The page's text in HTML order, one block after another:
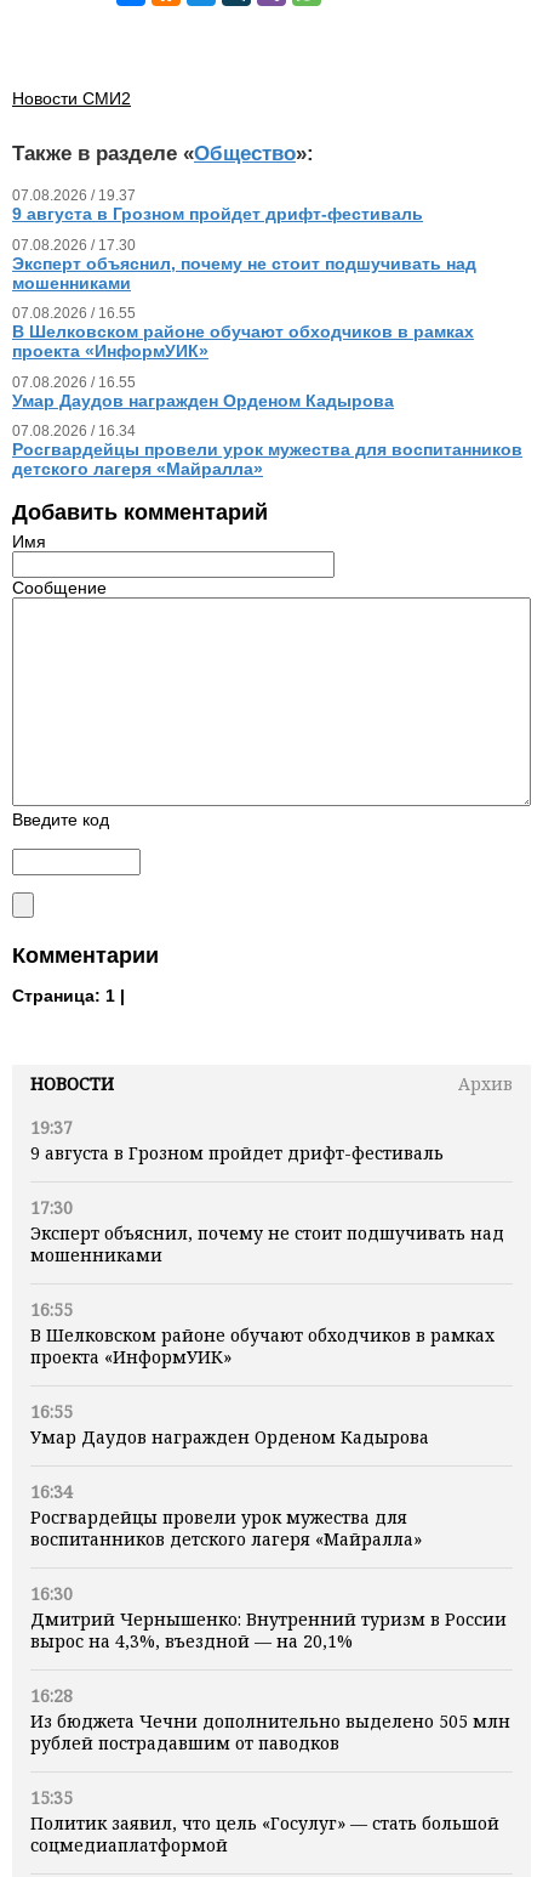
НОВОСТИ
Архив
19:37
9 августа в Грозном пройдет дрифт-фестиваль
17:30
Эксперт объяснил, почему не стоит подшучивать над
мошенниками
16:55
В Шелковском районе обучают обходчиков в рамках
проекта «ИнформУИК»
16:55
Умар Даудов награжден Орденом Кадырова
16:34
Росгвардейцы провели урок мужества для
воспитанников детского лагеря «Майралла»
16:30
Дмитрий Чернышенко: Внутренний туризм в России
вырос на 4,3%, въездной — на 20,1%
16:28
Из бюджета Чечни дополнительно выделено 505 млн
рублей пострадавшим от паводков
15:35
Политик заявил, что цель «Госулуг» — стать большой
соцмедиаплатформой
Новости СМИ2
Также в разделе «Общество»:
07.08.2026 / 19.37
9 августа в Грозном пройдет дрифт-фестиваль
07.08.2026 / 17.30
Эксперт объяснил, почему не стоит подшучивать над
мошенниками
07.08.2026 / 16.55
В Шелковском районе обучают обходчиков в рамках
проекта «ИнформУИК»
07.08.2026 / 16.55
Умар Даудов награжден Орденом Кадырова
07.08.2026 / 16.34
Росгвардейцы провели урок мужества для воспитанников
детского лагеря «Майралла»
Добавить комментарий
Имя
Сообщение
Введите код
Комментарии
Страница: 1 |